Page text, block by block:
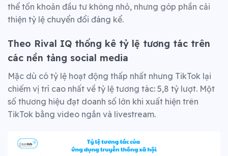
thể tốn khoản đầu tư không nhỏ, nhưng góp phần cải
thiện tỷ lệ chuyển đổi đáng kể.
Theo Rival IQ thống kê tỷ lệ tương tác trên
các nền tảng social media
Mặc dù có tỷ lệ hoạt động thấp nhất nhưng TikTok lại
chiếm vị trí cao nhất về tỷ lệ tương tác: 5,8 tỷ lượt. Một
số thương hiệu đạt doanh số lớn khi xuất hiện trên
TikTok bằng video ngắn và livestream.